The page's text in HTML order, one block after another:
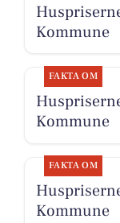
Kommune
FAKTA OM
Kommune
FAKTA OM
Kommune